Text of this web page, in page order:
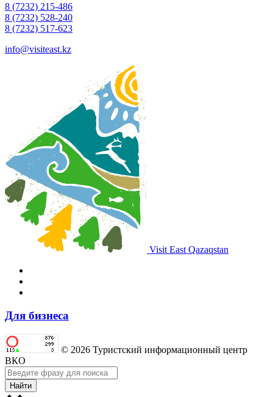
8 (7232) 215-486
8 (7232) 528-240
8 (7232) 517-623
info@visiteast.kz
Visit East Qazaqstan
Для бизнеса
© 2026 Туристский информационный центр
ВКО
Найти